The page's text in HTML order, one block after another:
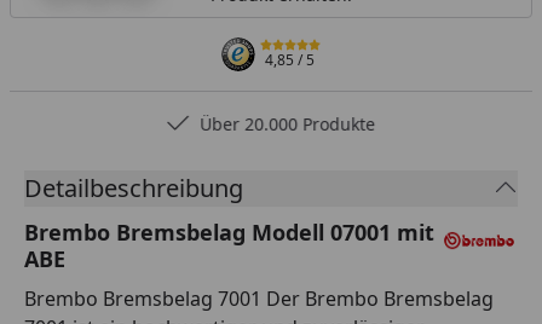
4,85/ 5
Über 20.000 Produkte
Detailbeschreibung
Brembo Bremsbelag Modell 07001 mit
ABE
Brembo Bremsbelag 7001 Der Brembo Bremsbelag